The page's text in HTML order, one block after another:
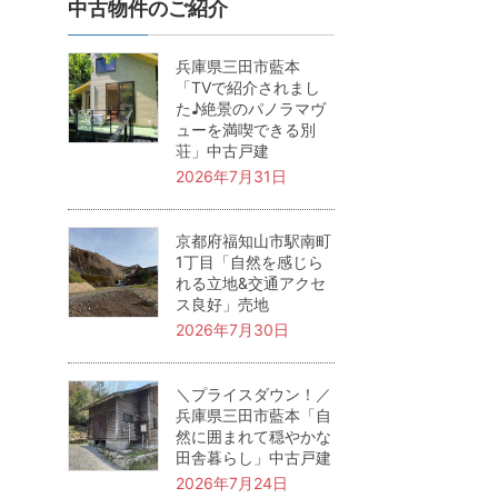
中古物件のご紹介
兵庫県三田市藍本
「TVで紹介されまし
た♪絶景のパノラマヴ
ューを満喫できる別
荘」中古戸建
2026年7月31日
京都府福知山市駅南町
1丁目「自然を感じら
れる立地&交通アクセ
ス良好」売地
2026年7月30日
＼プライスダウン！／
兵庫県三田市藍本「自
然に囲まれて穏やかな
田舎暮らし」中古戸建
2026年7月24日